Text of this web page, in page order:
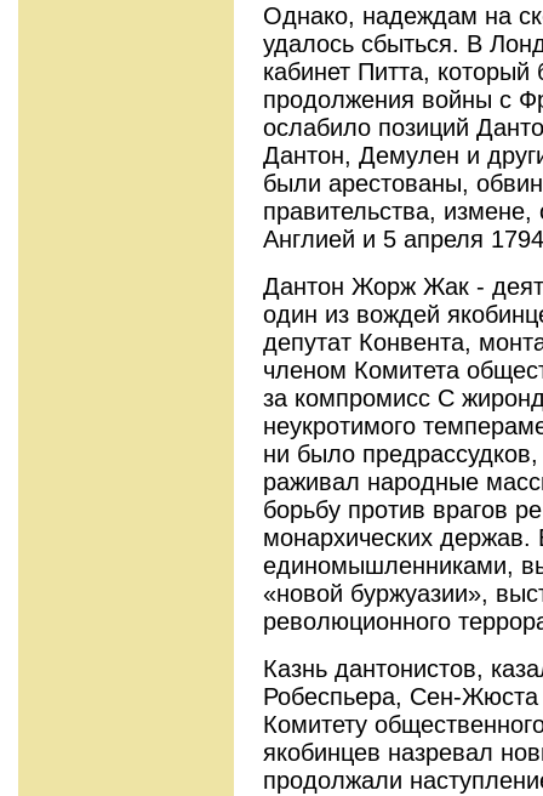
Однако, надеждам на
удалось сбыться. В
кабинет Питта,
продолжения войны с
ослабило пози­ций
Дантон, Демулен и
были арестованы,
прави­тельства,
Англией и 5 апреля
Дантон Жорж Жак -
один из вождей
депутат Конвента,
членом Комитета
за компромисс С
неукротимого
ни было
раживал народные
борьбу против врагов
монархических дер­жав.
единомышленниками,
«новой буржуазии»,
революционного
Казнь дантонистов,
Робеспьера, Сен-Жюста
Комитету
якобинцев назревал
продолжали